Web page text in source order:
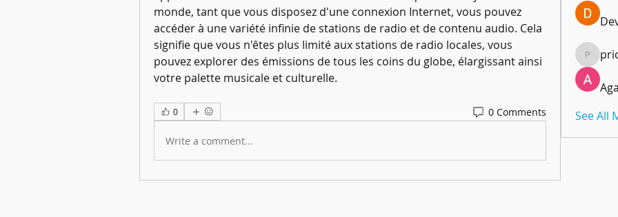
monde, tant que vous disposez d'une connexion Internet, vous pouvez
accéder à une variété infinie de stations de radio et de contenu audio. Cela
signifie que vous n'êtes plus limité aux stations de radio locales, vous
pouvez explorer des émissions de tous les coins du globe, élargissant ainsi
votre palette musicale et culturelle.
0 0 Comments
Write a comment...
See All